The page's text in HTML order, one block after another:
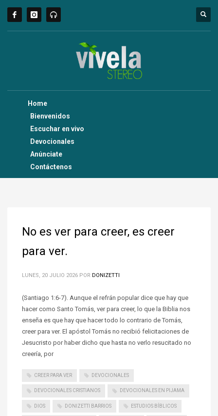
Home
Bienvenidos
Escuchar en vivo
Devocionales
Anúnciate
Contáctenos
No es ver para creer, es creer
para ver.
LUNES, 20 JULIO 2026 POR DONIZETTI
(Santiago 1:6-7). Aunque el refrán popular dice que hay que
hacer como Santo Tomás, ver para creer, lo que la Biblia nos
enseña es que hay que hacer todo lo contrario de Tomás,
creer para ver. El apóstol Tomás no recibió felicitaciones de
Jesucristo por haber dicho que hasta no verlo resucitado no
creería, por
CREER PARA VER DEVOCIONALES
DEVOCIONALES CRISTIANOS DEVOCIONALES EN PIJAMA
DIOS DONIZETTI BARRIOS ESTUDIOS BÍBLICOS